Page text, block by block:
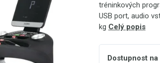
tréninkových
USB port, audio
kg Celý popis
Dostupnost